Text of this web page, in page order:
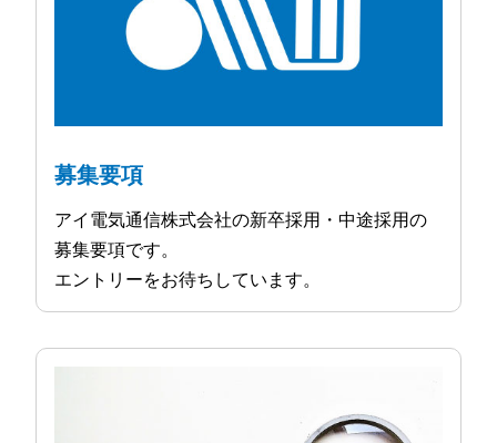
募集要項
アイ電気通信株式会社の新卒採用・中途採用の
募集要項です。
エントリーをお待ちしています。